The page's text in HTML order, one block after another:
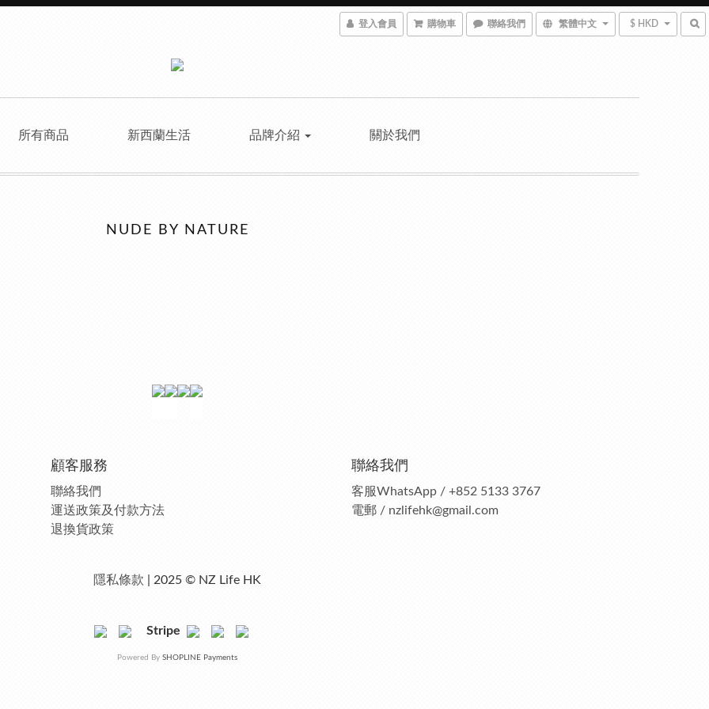
登入會員 購物車 聯絡我們 繁體中文 $ HKD
所有商品 新西蘭生活 品牌介紹 關於我們
NUDE BY NATURE
顧客服務
聯絡我們
運送政策及付款方法
退換貨政策
聯絡我們
客服WhatsApp / +852 5133 3767
電郵 / nzlifehk@gmail.com
隱私條款 | 2025 © NZ Life HK
Stripe
Powered By SHOPLINE Payments